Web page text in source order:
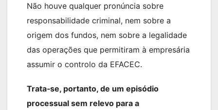
Não houve qualquer pronúncia sobre
responsabilidade criminal, nem sobre a
origem dos fundos, nem sobre a legalidade
das operações que permitiram à empresária
assumir o controlo da EFACEC.
Trata‑se, portanto, de um episódio
processual sem relevo para a